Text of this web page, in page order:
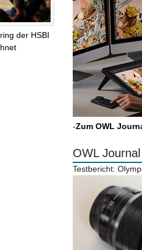
der HSBI
-Zum OWL
OWL
Testbericht: